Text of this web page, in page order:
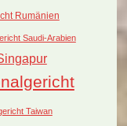
Rumänien
Saudi-Arabien
Taiwan